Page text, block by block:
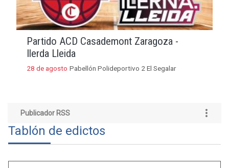
Partido ACD Casademont Zaragoza -
Ilerda Lleida
28 de agosto Pabellón Polideportivo 2 El Segalar
Publicador RSS
Tablón de edictos